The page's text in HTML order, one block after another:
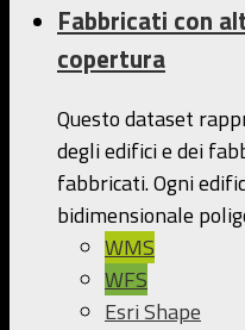
Fabbricati con
copertura
Questo dataset
degli edifici e dei
fabbricati. Ogni
bidimensionale
WMS
WFS
Esri Shape